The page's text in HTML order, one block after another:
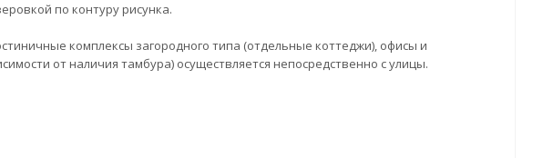
по контуру рисунка.
комплексы загородного типа (отдельные коттеджи), офисы и
от наличия тамбура) осуществляется непосредственно с улицы.